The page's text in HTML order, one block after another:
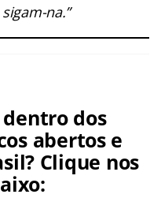
na.”
dos
abertos e
Clique nos